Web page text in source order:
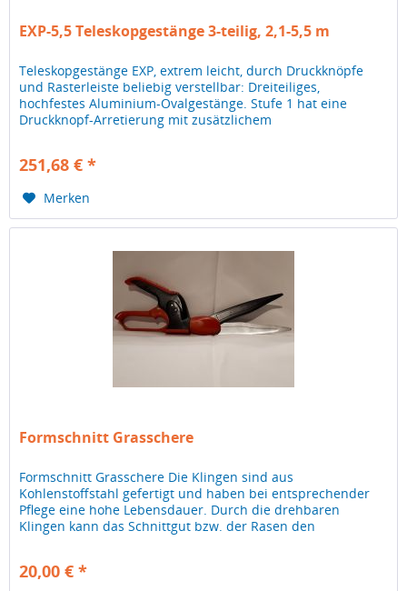
EXP-5,5 Teleskopgestänge 3-teilig, 2,1-5,5 m
Teleskopgestänge EXP, extrem leicht, durch Druckknöpfe
und Rasterleiste beliebig verstellbar: Dreiteiliges,
hochfestes Aluminium-Ovalgestänge. Stufe 1 hat eine
Druckknopf-Arretierung mit zusätzlichem
251,68 € *
Merken
Formschnitt Grasschere
Formschnitt Grasschere Die Klingen sind aus
Kohlenstoffstahl gefertigt und haben bei entsprechender
Pflege eine hohe Lebensdauer. Durch die drehbaren
Klingen kann das Schnittgut bzw. der Rasen den
20,00 € *